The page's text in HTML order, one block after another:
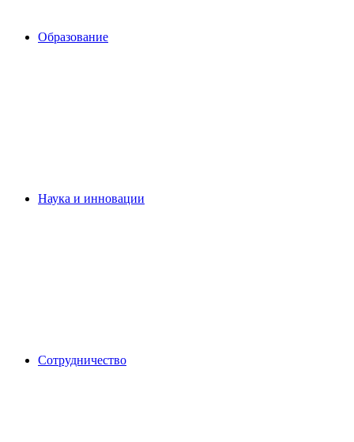
Образование
Наука и инновации
Сотрудничество